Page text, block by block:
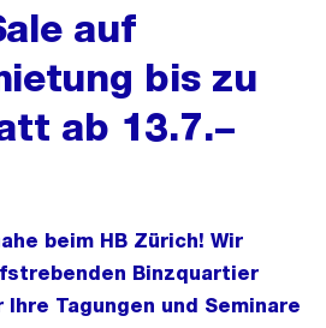
auf
bis zu
ab 13.7.–
beim HB Zürich! Wir
Binzquartier
Tagungen und Seminare